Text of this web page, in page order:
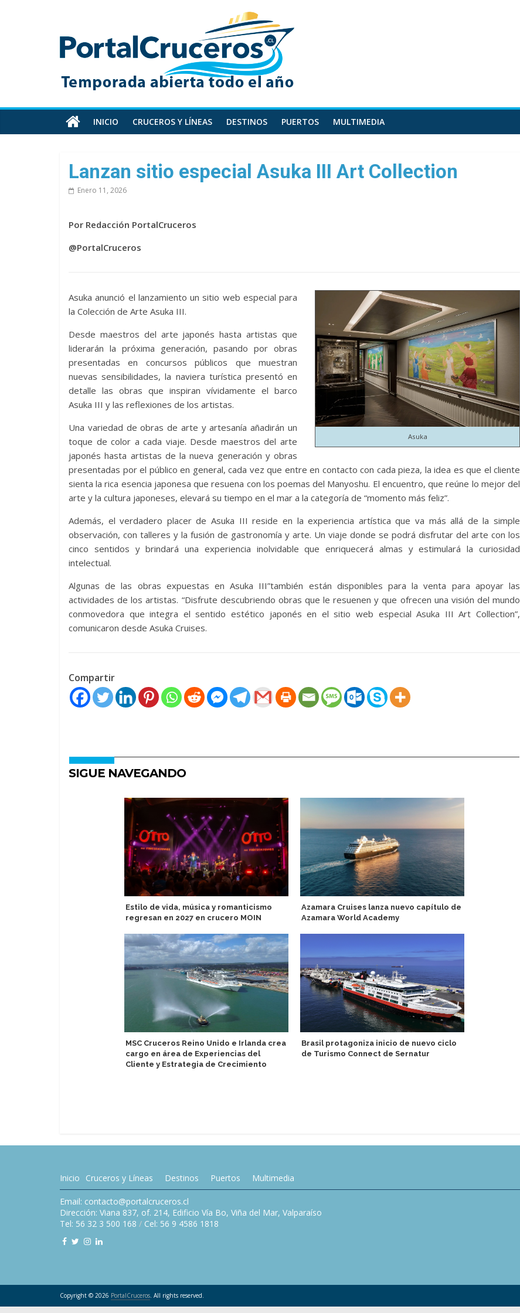
PortalCruceros
Toda
información
cruceros
en
un
sitio
INICIO CRUCEROS Y LÍNEAS DESTINOS PUERTOS MULTIMEDIA
Lanzan sitio especial Asuka III Art Collection
Enero 11, 2026
Por Redacción PortalCruceros
@PortalCruceros
Asuka
Asuka anunció el lanzamiento un sitio web especial para
la Colección de Arte Asuka III.
Desde maestros del arte japonés hasta artistas que
liderarán la próxima generación, pasando por obras
presentadas en concursos públicos que muestran
nuevas sensibilidades, la naviera turística presentó en
detalle las obras que inspiran vívidamente el barco
Asuka III y las reflexiones de los artistas.
Una variedad de obras de arte y artesanía añadirán un
toque de color a cada viaje. Desde maestros del arte
japonés hasta artistas de la nueva generación y obras
presentadas por el público en general, cada vez que entre en contacto con cada pieza, la idea es que el cliente
sienta la rica esencia japonesa que resuena con los poemas del Manyoshu. El encuentro, que reúne lo mejor del
arte y la cultura japoneses, elevará su tiempo en el mar a la categoría de “momento más feliz”.
Además, el verdadero placer de Asuka III reside en la experiencia artística que va más allá de la simple
observación, con talleres y la fusión de gastronomía y arte. Un viaje donde se podrá disfrutar del arte con los
cinco sentidos y brindará una experiencia inolvidable que enriquecerá almas y estimulará la curiosidad
intelectual.
Algunas de las obras expuestas en Asuka III”también están disponibles para la venta para apoyar las
actividades de los artistas. “Disfrute descubriendo obras que le resuenen y que ofrecen una visión del mundo
conmovedora que integra el sentido estético japonés en el sitio web especial Asuka III Art Collection”,
comunicaron desde Asuka Cruises.
Compartir
SIGUE NAVEGANDO
Estilo de vida, música y romanticismo
regresan en 2027 en crucero MOIN
MSC Cruceros Reino Unido e Irlanda crea
cargo en área de Experiencias del
Cliente y Estrategia de Crecimiento
Azamara Cruises lanza nuevo capítulo de
Azamara World Academy
Brasil protagoniza inicio de nuevo ciclo
de Turismo Connect de Sernatur
Inicio Cruceros y Líneas Destinos Puertos Multimedia
Email: contacto@portalcruceros.cl
Dirección: Viana 837, of. 214, Edificio Vía Bo, Viña del Mar, Valparaíso
Tel: 56 32 3 500 168 / Cel: 56 9 4586 1818
Copyright © 2026 PortalCruceros. All rights reserved.